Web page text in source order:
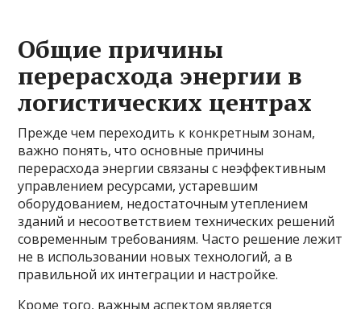
Общие причины
перерасхода энергии в
логистических центрах
Прежде чем переходить к конкретным зонам,
важно понять, что основные причины
перерасхода энергии связаны с неэффективным
управлением ресурсами, устаревшим
оборудованием, недостаточным утеплением
зданий и несоответствием технических решений
современным требованиям. Часто решение лежит
не в использовании новых технологий, а в
правильной их интеграции и настройке.
Кроме того, важным аспектом является